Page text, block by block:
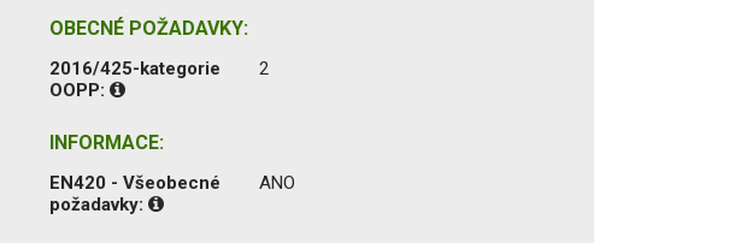
OBECNÉ POŽADAVKY:
2016/425-kategorie
OOPP:
2
INFORMACE:
EN420 - Všeobecné
požadavky:
ANO